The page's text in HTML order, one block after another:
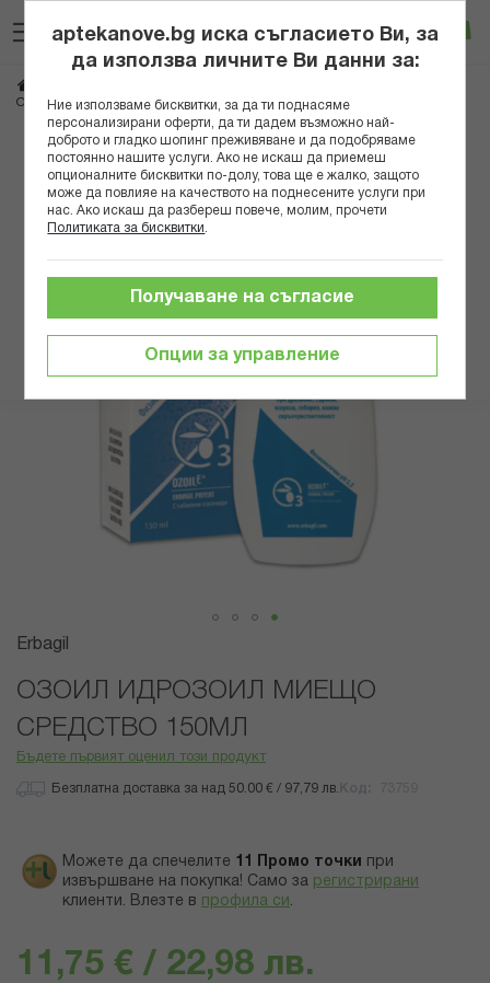
към
съдържанието
Вход
ОЗОИЛ ИДРОЗОИЛ МИЕЩО СРЕДСТВО 150МЛ
Преминете
края
Преминете
началото
галерия
със
Erbagil
ОЗОИЛ ИДРОЗОИЛ МИЕЩО
СРЕДСТВО 150МЛ
Бъдете първият оценил този продукт
Безплатна доставка за над 50.00 € / 97,79 лв.
Можете да спечелите 11 Промо точки
при
извършване на покупка! Само за регистрирани
клиенти. Влезте в профила си .
11,75 € / 22,98 лв.
aptekanove.bg иска съгласието Ви, за
да използва личните Ви данни за:
Ние използваме бисквитки, за да ти поднасяме
персонализирани оферти, да ти дадем възможно най-
доброто и гладко шопинг преживяване и да подобряваме
постоянно нашите услуги. Ако не искаш да приемеш
опционалните бисквитки по-долу, това ще е жалко, защото
може да повлияе на качеството на поднесените услуги при
нас. Ако искаш да разбереш повече, молим, прочети
Политиката за бисквитки
Опции за управление
Получаване на съгласие